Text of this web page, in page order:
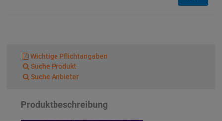
Wichtige Pflichtangaben
Suche Produkt
Suche Anbieter
Produktbeschreibung